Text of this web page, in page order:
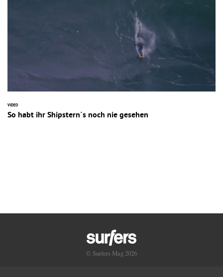
VIDEO
So habt ihr Shipstern´s noch nie gesehen
© Surfers Mag 2026